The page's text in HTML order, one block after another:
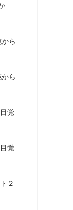
ら
ら
覚
覚
２